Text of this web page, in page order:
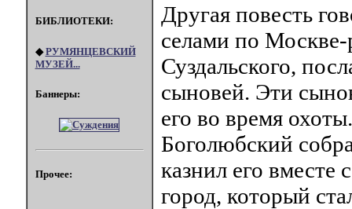
БИБЛИОТЕКИ:
◆РУМЯНЦЕВСКИЙ
МУЗЕЙ...
Баннеры:
Прочее:
Другая повесть
селами по Москве-
Суздальского,
сыновей. Эти
его во время
Боголюбский
казнил его
город, который